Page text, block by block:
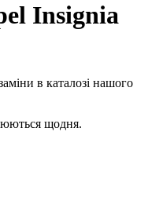
Insignia
в каталозі нашого
щодня.